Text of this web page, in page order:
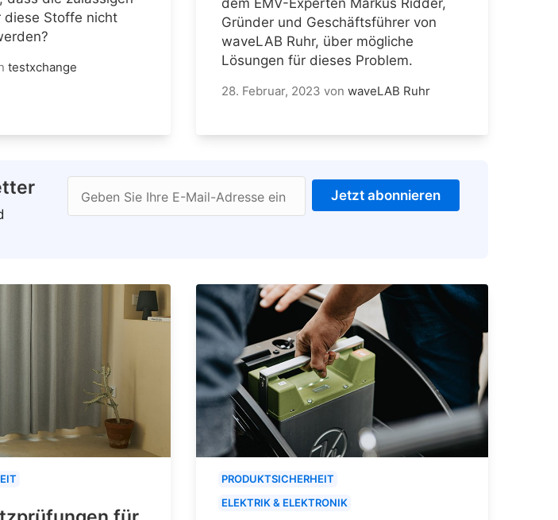
diese Stoffe nicht
testxchange
Gründer und Geschäftsführer von
waveLAB Ruhr, über mögliche
Lösungen für dieses Problem.
28. Februar, 2023 von waveLAB Ruhr
Geben Sie Ihre E-Mail-Adresse ein Jetzt abonnieren
PRODUKTSICHERHEIT
ELEKTRIK & ELEKTRONIK